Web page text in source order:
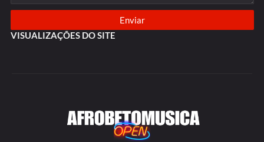
VISUALIZAÇÕES DO SITE